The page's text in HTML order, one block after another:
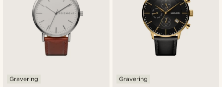
Gravering Gravering